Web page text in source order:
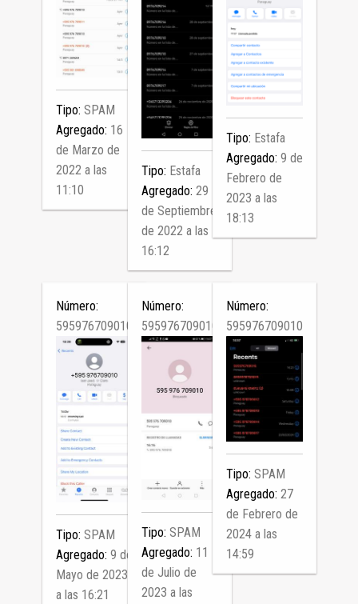
Tipo:SPAM
Agregado: 16
de Marzo de
2022 a las
11:10
Tipo: Estafa
Agregado: 29
de Septiembre
de 2022 a las
16:12
Tipo: Estafa
Agregado: 9 de
Febrero de
2023 a las
18:13
Número:
595976709010
Tipo:SPAM
Agregado:9 de
Mayo de 2023
a las 16:21
Número:
595976709010
Tipo: SPAM
Agregado: 11
de Julio de
2023 a las
Número:
595976709010
Tipo: SPAM
Agregado: 27
de Febrero de
2024 a las
14:59